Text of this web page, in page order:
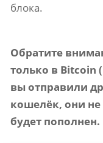
блока.
Обратите
только в Bitcoin
вы отправили
кошелёк, они не
будет пополнен.